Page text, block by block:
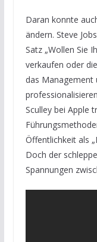
Daran konnte
ändern. Steve
Satz „Wollen Sie
verkaufen oder
das Management
Sculley bei Apple
Öffentlichkeit als
Doch der
Spannungen